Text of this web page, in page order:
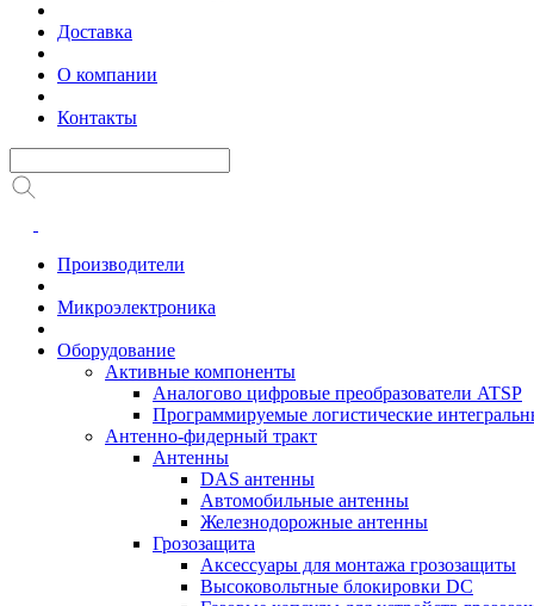
Доставка
О компании
Контакты
Производители
Микроэлектроника
Оборудование
Активные компоненты
Аналогово цифровые преобразователи ATSP
Программируемые логистические
Антенно-фидерный тракт
Антенны
DAS антенны
Автомобильные антенны
Железнодорожные антенны
Грозозащита
Аксессуары для монтажа грозозащиты
Высоковольтные блокировки DC